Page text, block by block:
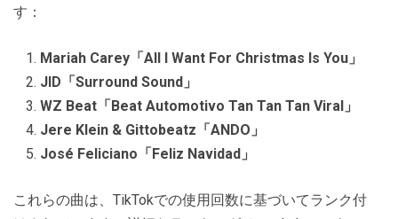
す：
Mariah Carey「All I Want For Christmas Is You」
JID「Surround Sound」
WZ Beat「Beat Automotivo Tan Tan Tan Viral」
Jere Klein & Gittobeatz「ANDO」
José Feliciano「Feliz Navidad」
これらの曲は、TikTokでの使用回数に基づいてランク付